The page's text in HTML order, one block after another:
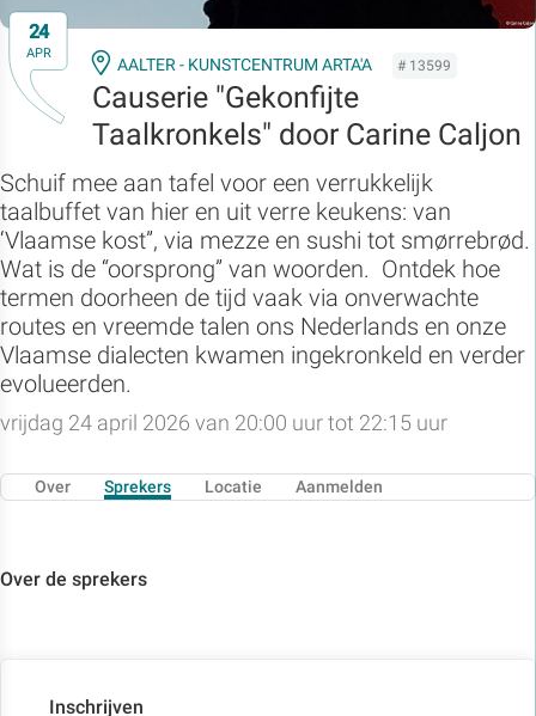
24
APR
AALTER - KUNSTCENTRUM ARTA'A # 13599
Causerie "Gekonfijte
Taalkronkels" door Carine Caljon
Schuif mee aan tafel voor een verrukkelijk
taalbuffet van hier en uit verre keukens: van
‘Vlaamse kost”, via mezze en sushi tot smørrebrød.
Wat is de “oorsprong” van woorden. Ontdek hoe
termen doorheen de tijd vaak via onverwachte
routes en vreemde talen ons Nederlands en onze
Vlaamse dialecten kwamen ingekronkeld en verder
evolueerden.
vrijdag 24 april 2026 van 20:00 uur tot 22:15 uur
Over Sprekers Locatie Aanmelden
Over de sprekers
Inschrijven